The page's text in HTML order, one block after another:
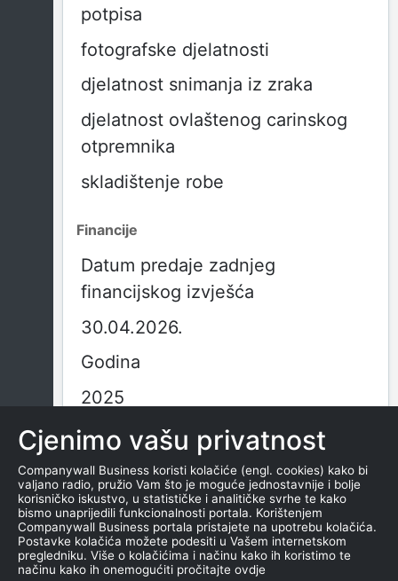
potpisa
fotografske djelatnosti
djelatnost snimanja iz zraka
djelatnost ovlaštenog carinskog
otpremnika
skladištenje robe
Financije
Datum predaje zadnjeg
financijskog izvješća
30.04.2026.
Godina
2025
Obračunsko razdoblje
01.01.2025. - 31.12.2025.
Vrsta izvješća
GFI-POD izvještaj
Cjenimo vašu privatnost
Companywall Business koristi kolačiće (engl. cookies) kako bi
valjano radio, pružio Vam što je moguće jednostavnije i bolje
korisničko iskustvo, u statističke i analitičke svrhe te kako
bismo unaprijedili funkcionalnosti portala. Korištenjem
Companywall Business portala pristajete na upotrebu kolačića.
Postavke kolačića možete podesiti u Vašem internetskom
pregledniku. Više o kolačićima i načinu kako ih koristimo te
načinu kako ih onemogućiti pročitajte ovdje